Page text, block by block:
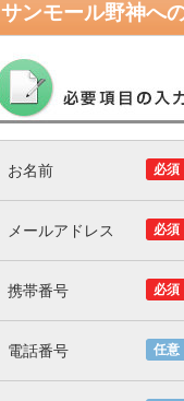
サンモール野神へ
必須
お名前
必須
メールアドレス
必須
携帯番号
任意
電話番号